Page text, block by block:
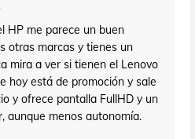
HP me parece un buen
otras marcas y tienes un
mira a ver si tienen el Lenovo
hoy está de promoción y sale
y ofrece pantalla FullHD y un
aunque menos autonomía.